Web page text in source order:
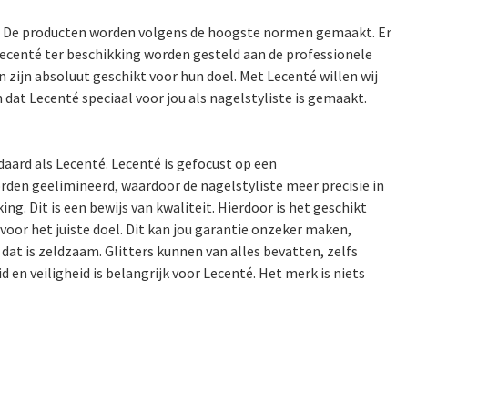
producten worden volgens de hoogste normen gemaakt. Er
ter beschikking worden gesteld aan de professionele
absoluut geschikt voor hun doel. Met Lecenté willen wij
Lecenté speciaal voor jou als nagelstyliste is gemaakt.
als Lecenté. Lecenté is gefocust op een
geëlimineerd, waardoor de nagelstyliste meer precisie in
Dit is een bewijs van kwaliteit. Hierdoor is het geschikt
het juiste doel. Dit kan jou garantie onzeker maken,
is zeldzaam. Glitters kunnen van alles bevatten, zelfs
veiligheid is belangrijk voor Lecenté. Het merk is niets